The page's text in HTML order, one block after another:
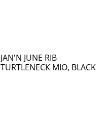
JAN'N JUNE RIB
TURTLENECK MIO, BLACK